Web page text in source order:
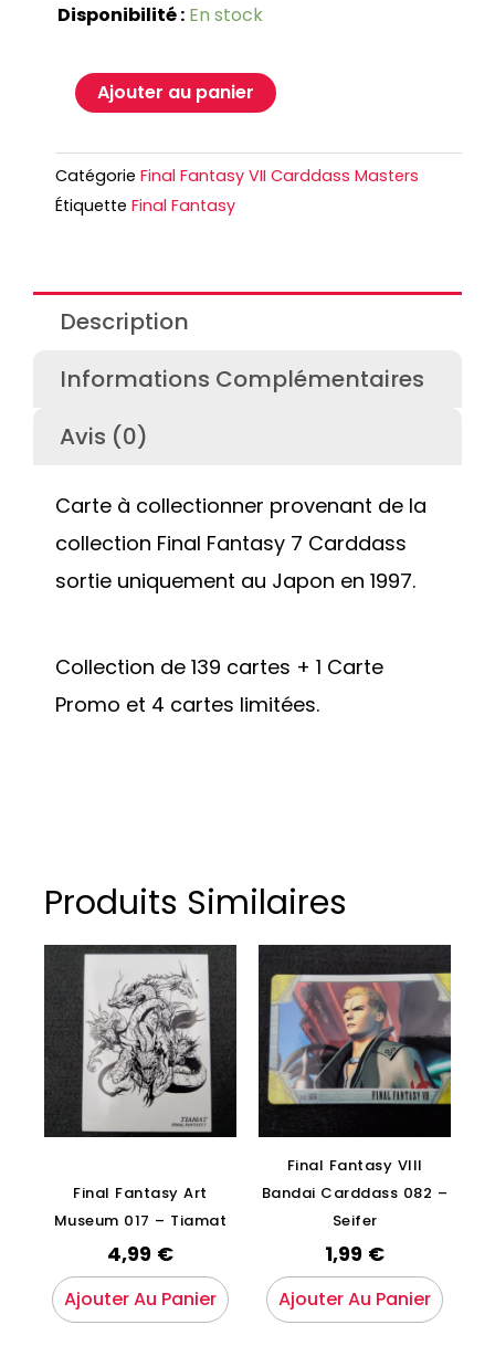
Disponibilité : En stock
Ajouter au panier
Catégorie Final Fantasy VII Carddass Masters
Étiquette Final Fantasy
Description
Informations Complémentaires
Avis (0)
Carte à collectionner provenant de la
collection Final Fantasy 7 Carddass
sortie uniquement au Japon en 1997.
Collection de 139 cartes + 1 Carte
Promo et 4 cartes limitées.
Produits Similaires
Final Fantasy Art
Museum 017 – Tiamat
4,99 €
Ajouter Au Panier
Final Fantasy VIII
Bandai Carddass 082 –
Seifer
1,99 €
Ajouter Au Panier